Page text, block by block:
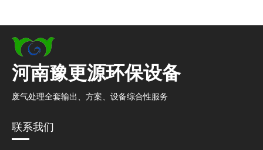
河南豫更源环保设备
废气处理全套输出、方案、设备综合性服务
联系我们